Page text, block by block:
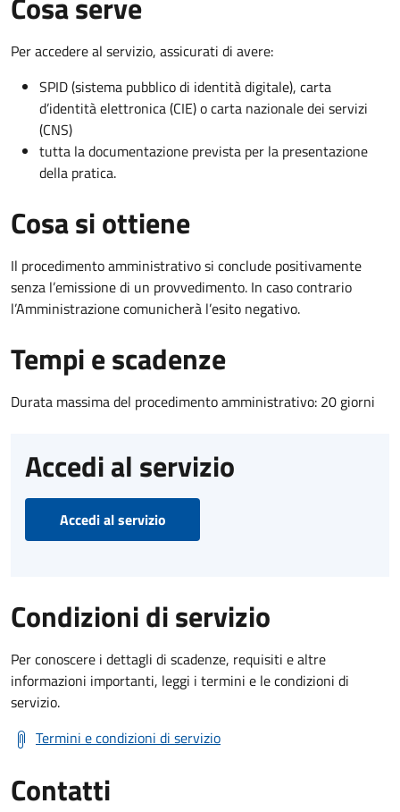
Per accedere al servizio, assicurati di avere:
SPID (sistema pubblico di identità digitale), carta
d’identità elettronica (CIE) o carta nazionale dei servizi
(CNS)
tutta la documentazione prevista per la presentazione
della pratica.
Cosa si ottiene
Il procedimento amministrativo si conclude positivamente
senza l’emissione di un provvedimento. In caso contrario
l’Amministrazione comunicherà l’esito negativo.
Tempi e scadenze
Durata massima del procedimento amministrativo: 20 giorni
Accedi al servizio
Accedi al servizio
Condizioni di servizio
Per conoscere i dettagli di scadenze, requisiti e altre
informazioni importanti, leggi i termini e le condizioni di
servizio.
Termini e condizioni di servizio
Contatti